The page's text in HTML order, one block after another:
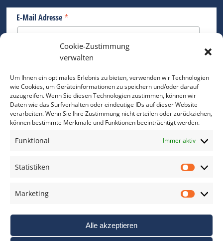
Cookie-Zustimmung
verwalten
Um Ihnen ein optimales Erlebnis zu bieten, verwenden wir Technologien
wie Cookies, um Geräteinformationen zu speichern und/oder darauf
zuzugreifen. Wenn Sie diesen Technologien zustimmen, können wir
Daten wie das Surfverhalten oder eindeutige IDs auf dieser Website
verarbeiten. Wenn Sie Ihre Zustimmung nicht erteilen oder zurückziehen,
können bestimmte Merkmale und Funktionen beeinträchtigt werden.
Funktional Immer aktiv
Statistiken
Marketing
Alle akzeptieren
E-Mail Adresse *
Bitte geben Sie Ihre E-Mail Adresse ein.
*